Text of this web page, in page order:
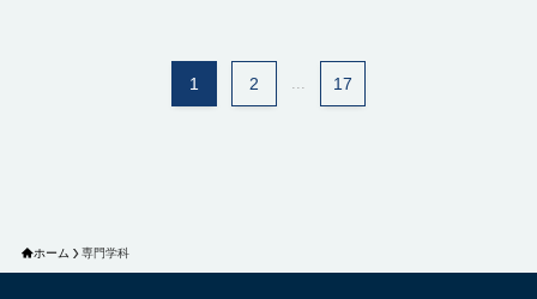
1 2 ... 17
ホーム 専門学科